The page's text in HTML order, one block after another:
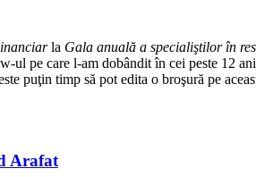
la Gala anuală a specialiştilor în
ul pe care l-am dobândit în cei peste 12
puţin timp să pot edita o broşură pe
Arafat